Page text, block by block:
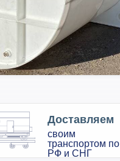
своим
транспортом по
РФ и СНГ
Доставляем